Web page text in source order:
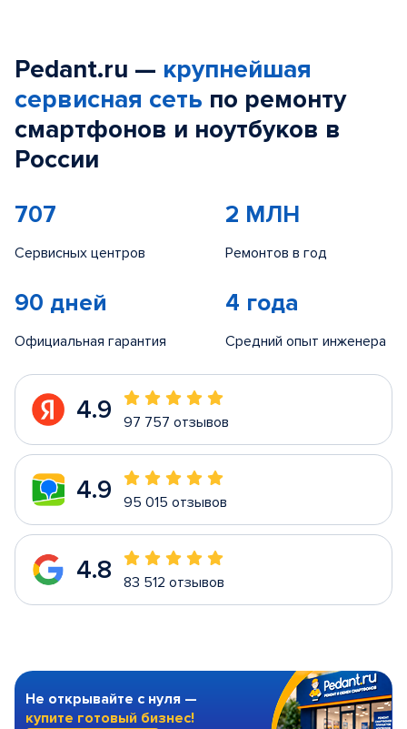
Pedant.ru — крупнейшая
сервисная сеть по ремонту
смартфонов и ноутбуков в
России
707
Сервисных центров
2 МЛН
Ремонтов в год
90 дней
Официальная гарантия
4 года
Средний опыт инженера
4.9 97 757 отзывов
4.9 95 015 отзывов
4.8 83 512 отзывов
Не открывайте с нуля —
купите готовый бизнес!